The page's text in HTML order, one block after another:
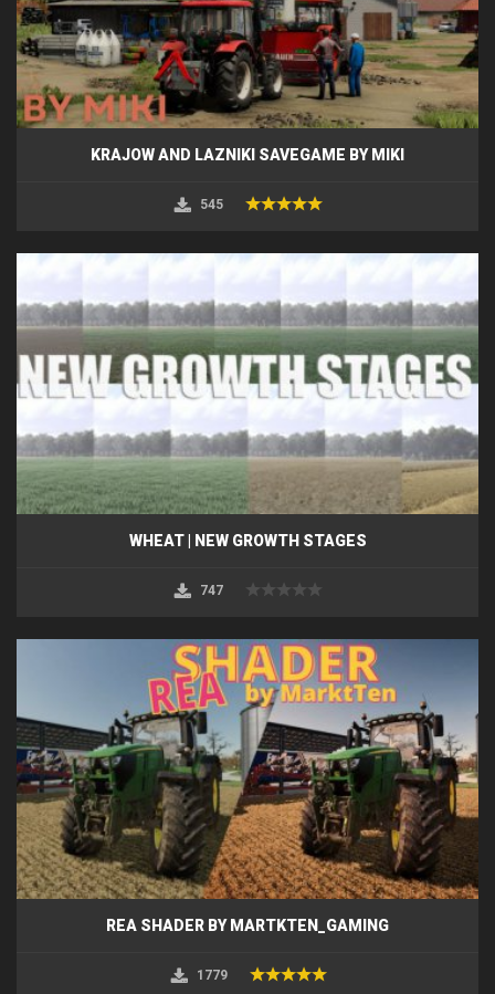
KRAJOW AND LAZNIKI SAVEGAME BY MIKI
545
WHEAT | NEW GROWTH STAGES
747
REA SHADER BY MARTKTEN_GAMING
1779